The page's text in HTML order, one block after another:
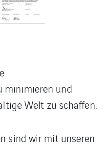
minimieren und
Welt zu schaffen.
sind wir mit unseren